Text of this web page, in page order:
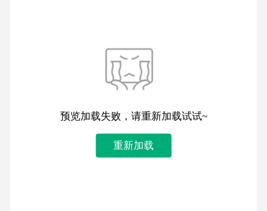
预览加载失败，请重新加载试试~
重新加载